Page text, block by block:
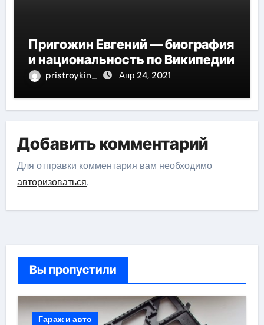
Пригожин Евгений — биография
и национальность по Википедии
pristroykin_ Апр 24, 2021
Добавить комментарий
Для отправки комментария вам необходимо
авторизоваться.
Вы пропустили
Гараж и авто